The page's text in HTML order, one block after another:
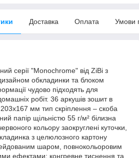
Доставка Оплата Умови
серії "Monochrome" від ZiBi з
обкладинки та блоком
чудово підходять для
робіт. 36 аркушів зошит в
203х167 мм тип скріплення – скоба
папір щільністю 55 г/м² білизна
кольору заокруглені куточки,
з целюлозного картону
шаром, повнокольоровим
ефектами: конгревне тиснення та